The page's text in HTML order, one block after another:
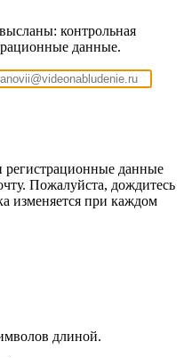
контрольная
данные.
регистрационные данные
Пожалуйста, дождитесь
изменяется при каждом
длиной.